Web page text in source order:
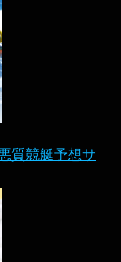
質競艇予想サ